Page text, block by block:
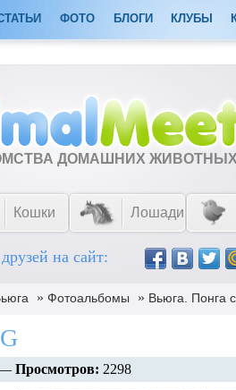
ФОТО БЛОГИ КЛУБЫ
ДОМАШНИХ
Кошки Лошади
на сайт:
» Фотоальбомы » Вьюга. Понга
— Просмотров: 2298